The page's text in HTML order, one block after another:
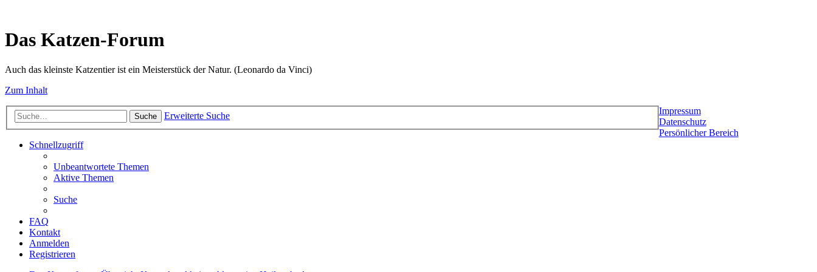
Das Katzen-Forum
Auch das kleinste Katzentier ist ein Meisterstück der Natur. (Leonardo da Vinci)
Zum Inhalt
Impressum
Datenschutz
Persönlicher Bereich
Suche Erweiterte Suche
Schnellzugriff
Unbeantwortete Themen
Aktive Themen
Suche
FAQ
Kontakt
Anmelden
Registrieren